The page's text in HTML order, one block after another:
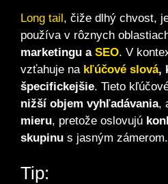
Long tail , čiže dlhý chvost,
používa v rôznych
marketingu a SEO. V
vzťahuje na kľúčové slová,
špecifickejšie. Tieto
nižší objem vyhľadávania,
mieru, pretože oslovujú
skupinu s jasným zámerom.
Tip: